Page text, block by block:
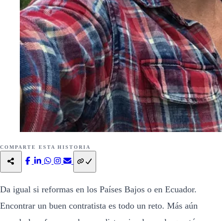
COMPARTE ESTA HISTORIA
Da igual si reformas en los Países Bajos o en Ecuador.
Encontrar un buen contratista es todo un reto. Más aún